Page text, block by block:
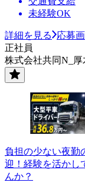
未経験OK
詳細を見る
応募
正社員
株式会社共同N_
負担の少ない夜
迎！経験を活かし
んか？